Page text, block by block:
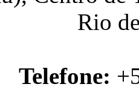
Rio
Telefone: